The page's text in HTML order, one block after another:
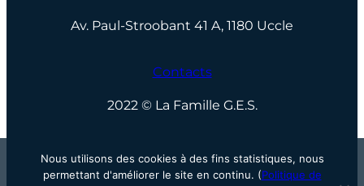
Av. Paul-Stroobant 41 A, 1180 Uccle
Contacts
2022 © La Famille G.E.S.
Nous utilisons des cookies à des fins statistiques, nous
permettant d'améliorer le site en continu. (Politique de